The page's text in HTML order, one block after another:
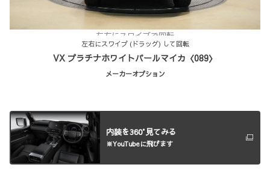
左右にスワイプで回転
左右にスワイプ (ドラッグ) して回転
VX プラチナホワイトパールマイカ〈089〉
メーカーオプション
内装を360°見てみる
※YouTubeに飛びます